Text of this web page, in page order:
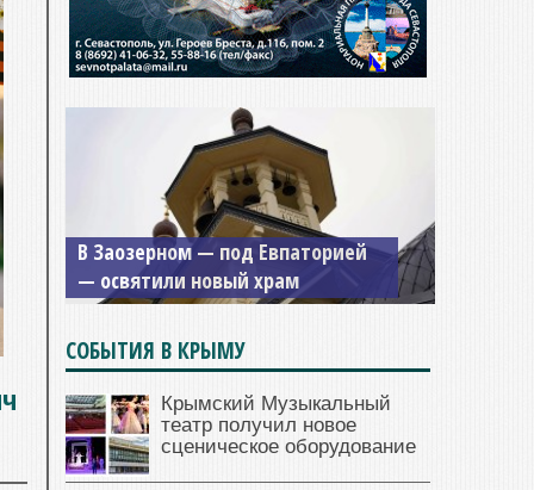
В Заозерном — под Евпаторией
— освятили новый храм
СОБЫТИЯ В КРЫМУ
Крымский Музыкальный
театр получил новое
сценическое оборудование